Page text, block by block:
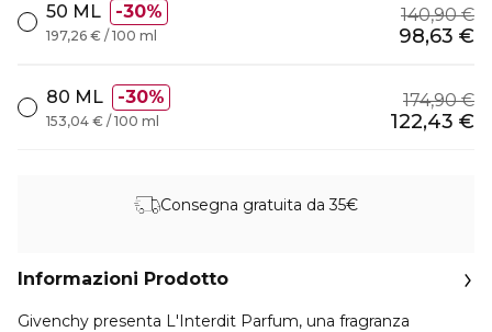
50 ML 30% 140,90 €
98,63 €
197,26 € / 100 ml
80 ML 30% 174,90 €
122,43 €
153,04 € / 100 ml
Consegna gratuita da 35€
Informazioni Prodotto
Givenchy presenta L'Interdit Parfum, una fragranza